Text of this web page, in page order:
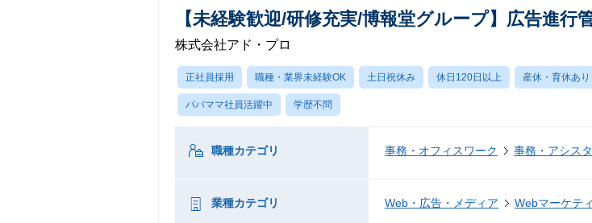
【未経験歓迎/研修充実/博報堂グループ】広告進行
株式会社アド・プロ
正社員採用 職種・業界未経験OK 土日祝休み 休日120日以上 産休・育休あり
パパママ社員活躍中 学歴不問
職種カテゴリ 事務・オフィスワーク 事務・アシス
業種カテゴリ Web・広告・メディア Webマーケテ